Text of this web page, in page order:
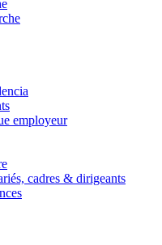
employeur
cadres & dirigeants